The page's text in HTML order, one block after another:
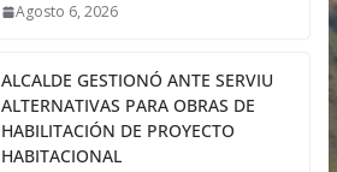
Agosto 6, 2026
ALCALDE GESTIONÓ ANTE SERVIU
ALTERNATIVAS PARA OBRAS DE
HABILITACIÓN DE PROYECTO
HABITACIONAL